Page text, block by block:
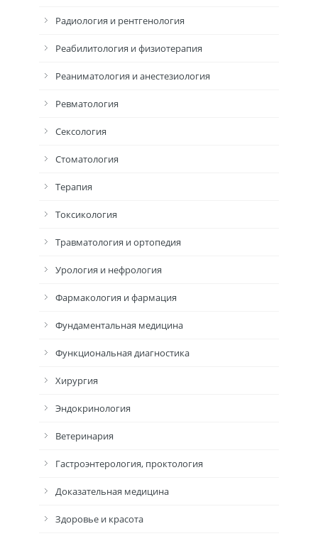
Радиология и рентгенология
Реабилитология и физиотерапия
Реаниматология и анестезиология
Ревматология
Сексология
Стоматология
Терапия
Токсикология
Травматология и ортопедия
Урология и нефрология
Фармакология и фармация
Фундаментальная медицина
Функциональная диагностика
Хирургия
Эндокринология
Ветеринария
Гастроэнтерология, проктология
Доказательная медицина
Здоровье и красота